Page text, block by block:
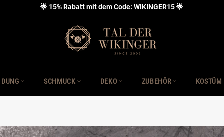
🌟 15% Rabatt mit dem Code: WIKINGER15 🌟
SCHMUCK DEKO ZUBEHÖR KOSTÜM